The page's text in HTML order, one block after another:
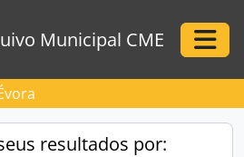
Municipal CME
resultados por: